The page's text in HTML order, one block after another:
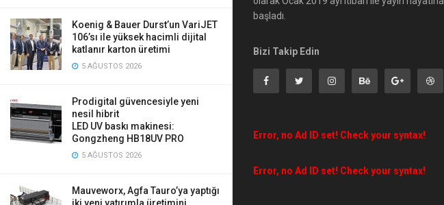
Koenig & Bauer Durst’un VariJET
106’sı ile yüksek hacimli dijital
katlanır karton üretimi
5 AĞUSTOS 2026
Prodigital güvencesiyle yeni
nesil hibrit
LED UV baskı makinesi:
Gongzheng HB18UV PRO
5 AĞUSTOS 2026
Mauveworx, Agfa Tauro’ya yaptığı
başladı.
Bizi Takip Edin
Error, no Ad ID set! Check your syntax!
Error, no Ad ID set! Check your syntax!